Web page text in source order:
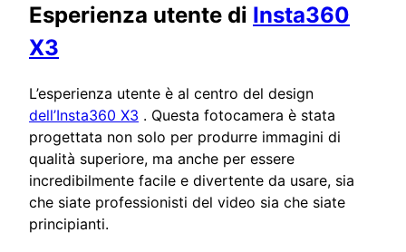
Esperienza utente di Insta360
X3
L’esperienza utente è al centro del design
dell’Insta360 X3 . Questa fotocamera è stata
progettata non solo per produrre immagini di
qualità superiore, ma anche per essere
incredibilmente facile e divertente da usare, sia
che siate professionisti del video sia che siate
principianti.